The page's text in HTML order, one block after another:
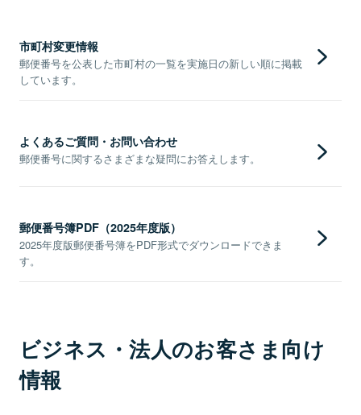
市町村変更情報
郵便番号を公表した市町村の一覧を実施日の新しい順に掲載
しています。
よくあるご質問・お問い合わせ
郵便番号に関するさまざまな疑問にお答えします。
郵便番号簿PDF（2025年度版）
2025年度版郵便番号簿をPDF形式でダウンロードできま
す。
ビジネス・法人のお客さま向け
情報